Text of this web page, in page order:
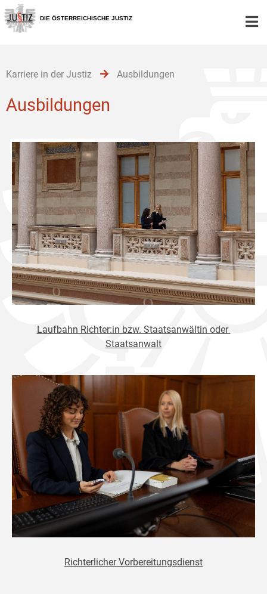
Zur
Hauptnavigation
[1]
Zum
Inhalt
[2]
Zum
Untermenü
[3]
DIE ÖSTERREICHISCHE JUSTIZ
Karriere in der Justiz Ausbildungen
Ausbildungen
Laufbahn Richter:in bzw. Staatsanwältin oder
Staatsanwalt
Richterlicher Vorbereitungsdienst